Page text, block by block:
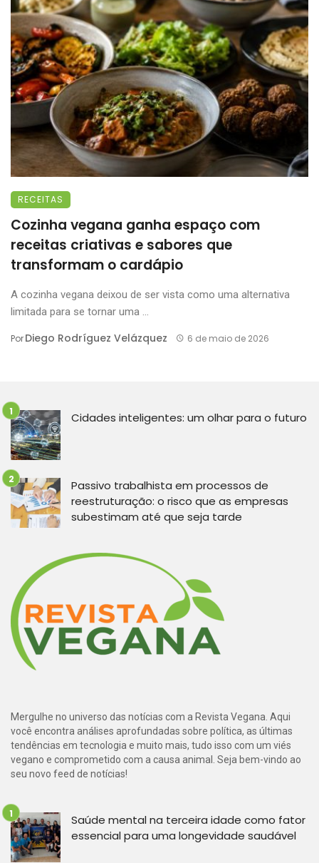
RECEITAS
Cozinha vegana ganha espaço com
receitas criativas e sabores que
transformam o cardápio
A cozinha vegana deixou de ser vista como uma alternativa
limitada para se tornar uma ...
PorDiego Rodríguez Velázquez 6 de maio de 2026
Cidades inteligentes: um olhar para o futuro
Passivo trabalhista em processos de
reestruturação: o risco que as empresas
subestimam até que seja tarde
Mergulhe no universo das notícias com a Revista Vegana. Aqui
você encontra análises aprofundadas sobre política, as últimas
tendências em tecnologia e muito mais, tudo isso com um viés
vegano e comprometido com a causa animal. Seja bem-vindo ao
seu novo feed de notícias!
Saúde mental na terceira idade como fator
essencial para uma longevidade saudável